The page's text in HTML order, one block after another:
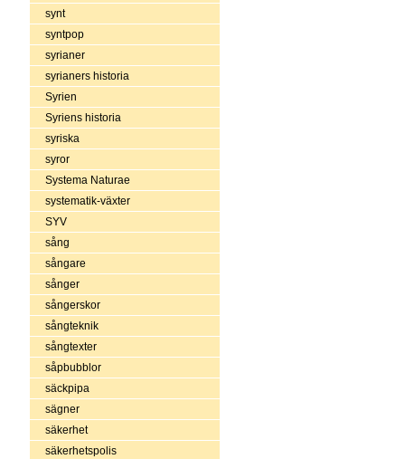
synt
syntpop
syrianer
syrianers historia
Syrien
Syriens historia
syriska
syror
Systema Naturae
systematik-växter
SYV
sång
sångare
sånger
sångerskor
sångteknik
sångtexter
såpbubblor
säckpipa
sägner
säkerhet
säkerhetspolis